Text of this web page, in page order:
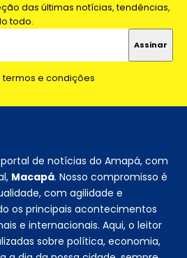
das últimas notícias, tendências,
todo.
termos e condições
de notícias do Amapá, com
Macapá. Nosso compromisso é
com agilidade e
os principais acontecimentos
e internacionais. Aqui, o leitor
sobre política, economia,